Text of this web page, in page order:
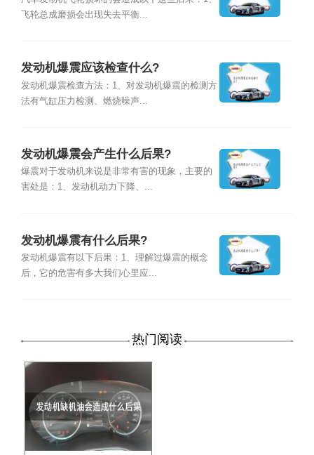
飞轮总成磨损会出现失去平衡...
发动机爆震应该检查什么?
发动机爆震检查方法：1、对发动机爆震的检测方
法有气缸压力检测、燃烧噪声...
发动机爆震会产生什么后果?
爆震对于发动机来说是非常有害的现象，主要的
害处是：1、发动机动力下降、...
发动机爆震有什么后果?
发动机爆震有以下后果：1、理解过爆震的概念
后，它的危害有多大我们心里应...
热门阅读